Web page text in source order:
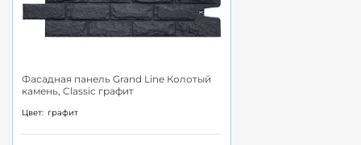
Фасадная панель Grand Line Колотый
камень, Classic графит
Цвет: графит